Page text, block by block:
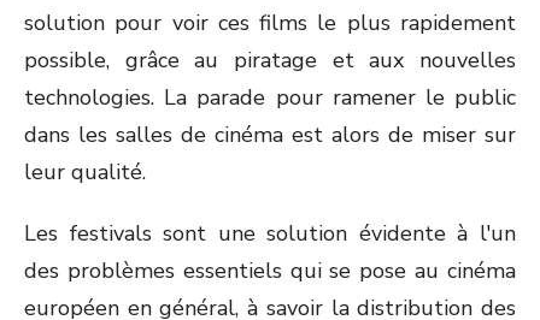
solution pour voir ces films le plus rapidement
possible, grâce au piratage et aux nouvelles
technologies. La parade pour ramener le public
dans les salles de cinéma est alors de miser sur
leur qualité.
Les festivals sont une solution évidente à l'un
des problèmes essentiels qui se pose au cinéma
européen en général, à savoir la distribution des